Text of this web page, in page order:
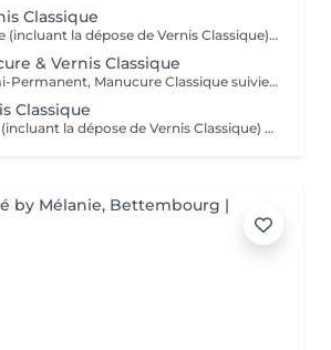
Classique
Manucure Classique (incluant la dépose de Vernis Classique), suivie de l'application d'un Vernis Classique. Idéal pour une tenue courte et un changement de couleur facile.
& Vernis Classique
Dépose du Gel/Semi-Permanent, Manucure Classique suivie de l'application d'un Vernis Classique. Idéal pour une tenue courte et un changement de couleur facile.
Classique
Pédicure Classique (incluant la dépose de Vernis Classique) suivie de l'application d'un Vernis Classique. Idéal pour une tenue courte et un changement de couleur facile.